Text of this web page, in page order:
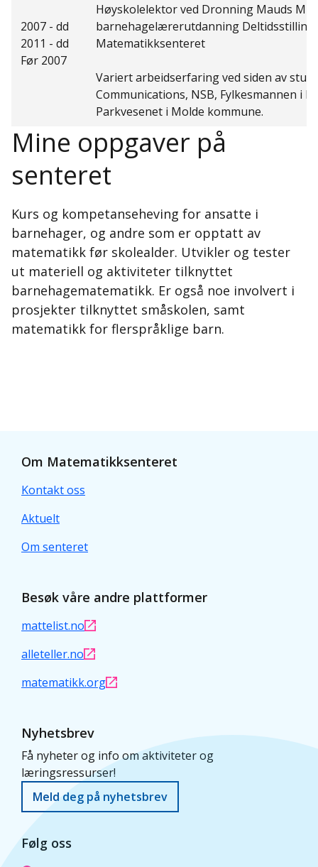
2007 - dd
2011 - dd
Før 2007
Høyskolelektor ved Dronning Mauds
barnehagelærerutdanning Deltidsstilling
Matematikksenteret
Variert arbeidserfaring ved siden av
Communications, NSB, Fylkesmannen i
Parkvesenet i Molde kommune.
Mine oppgaver på
senteret
Kurs og kompetanseheving for ansatte i
barnehager, og andre som er opptatt av
matematikk før skolealder. Utvikler og tester
ut materiell og aktiviteter tilknyttet
barnehagematematikk. Er også noe involvert i
prosjekter tilknyttet småskolen, samt
matematikk for flerspråklige barn.
Om Matematikksenteret
Kontakt oss
Aktuelt
Om senteret
Besøk våre andre plattformer
mattelist.no
alleteller.no
matematikk.org
Nyhetsbrev
Få nyheter og info om aktiviteter og
læringsressurser!
Meld deg på nyhetsbrev
Følg oss